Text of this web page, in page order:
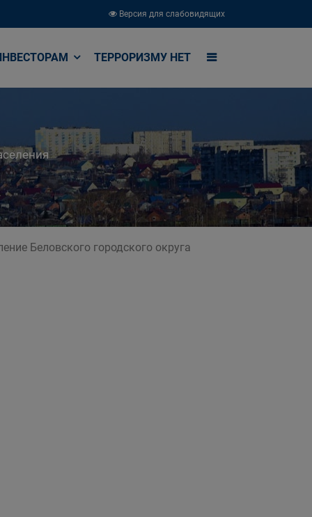
Версия для слабовидящих
ТЕРРОРИЗМУ НЕТ
Беловского городского округа